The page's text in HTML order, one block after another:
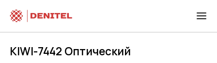
KIWI-7442 Оптический